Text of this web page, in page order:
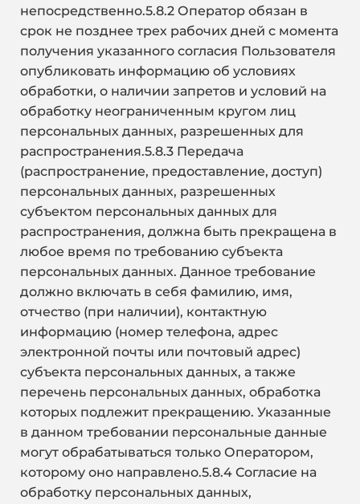
непосредственно.5.8.2 Оператор обязан в
срок не позднее трех рабочих дней с момента
получения указанного согласия Пользователя
опубликовать информацию об условиях
обработки, о наличии запретов и условий на
обработку неограниченным кругом лиц
персональных данных, разрешенных для
распространения.5.8.3 Передача
(распространение, предоставление, доступ)
персональных данных, разрешенных
субъектом персональных данных для
распространения, должна быть прекращена в
любое время по требованию субъекта
персональных данных. Данное требование
должно включать в себя фамилию, имя,
отчество (при наличии), контактную
информацию (номер телефона, адрес
электронной почты или почтовый адрес)
субъекта персональных данных, а также
перечень персональных данных, обработка
которых подлежит прекращению. Указанные
в данном требовании персональные данные
могут обрабатываться только Оператором,
которому оно направлено.5.8.4 Согласие на
обработку персональных данных,